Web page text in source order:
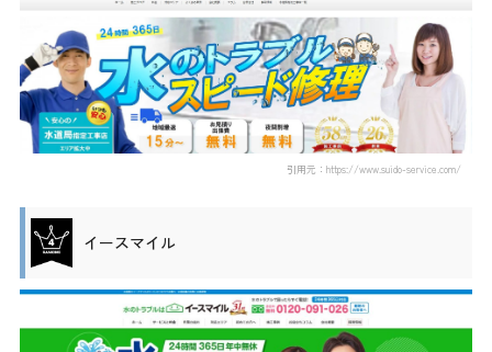
引用元：https://www.suido-service.com/
イースマイル